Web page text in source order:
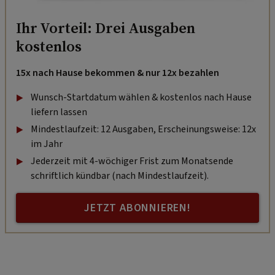
Ihr Vorteil: Drei Ausgaben
kostenlos
15x nach Hause bekommen & nur 12x bezahlen
Wunsch-Startdatum wählen & kostenlos nach Hause
liefern lassen
Mindestlaufzeit: 12 Ausgaben, Erscheinungsweise: 12x
im Jahr
Jederzeit mit 4-wöchiger Frist zum Monatsende
schriftlich kündbar (nach Mindestlaufzeit).
JETZT ABONNIEREN!